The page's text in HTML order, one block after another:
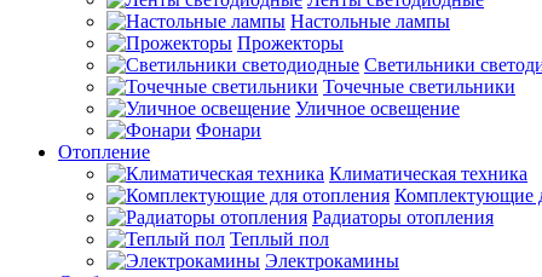
Настольные лампы
Прожекторы
Светильники
Точечные светильники
Уличное освещение
Фонари
Отопление
Климатическая техника
Комплектующие
Радиаторы отопления
Теплый пол
Электрокамины